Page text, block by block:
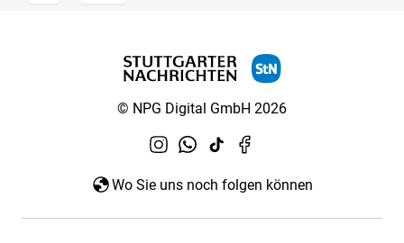
© NPG Digital GmbH 2026
Wo Sie uns noch folgen können